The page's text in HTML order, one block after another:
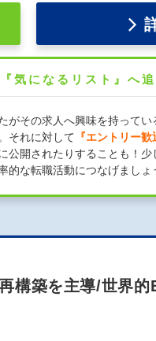
気になるリスト』へ追
がその求人へ興味を持ってい
それに対して 『エントリー歓
公開されたりすることも！少
な転職活動につなげましょ
構築を主導/世界